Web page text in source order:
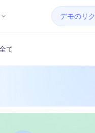
デモのリ
て